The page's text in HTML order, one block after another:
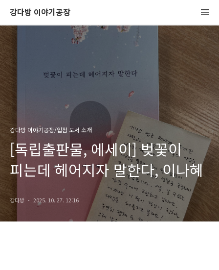
강다방 이야기공장
강다방 이야기공장/입점 도서 소개
[독립출판물, 에세이] 벚꽃이
피는데 헤어지자 말한다, 이나혜
강다방 2025. 10. 27. 12:16